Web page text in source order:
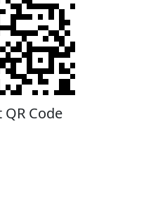
Code